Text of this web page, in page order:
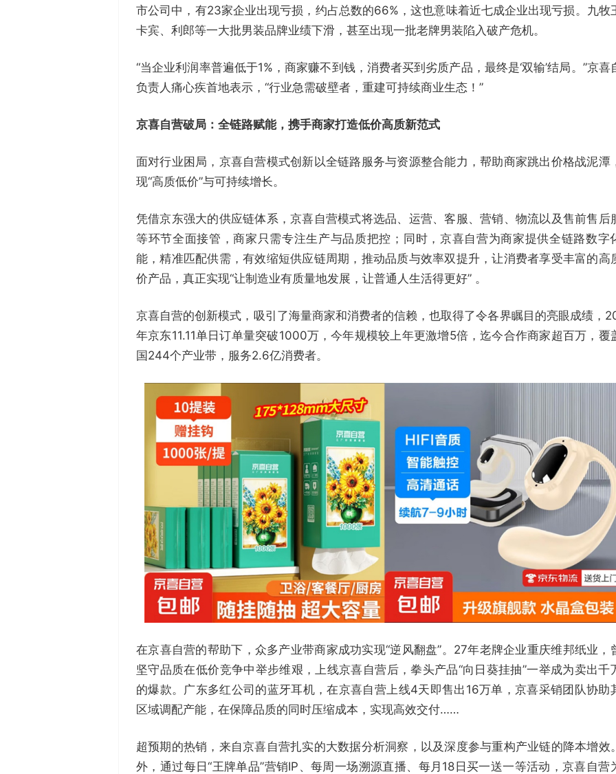
市公司中，有23家企业出现亏损，约占总数的66%，这也意味着近七成企业出现亏损。九牧
卡宾、利郎等一大批男装品牌业绩下滑，甚至出现一批老牌男装陷入破产危机。
“当企业利润率普遍低于1%，商家赚不到钱，消费者买到劣质产品，最终是‘双输’结局。”京喜
负责人痛心疾首地表示，“行业急需破壁者，重建可持续商业生态！”
京喜自营破局：全链路赋能， 携手商家打造低价高质新范式
面对行业困局，京喜自营模式创新以全链路服务与资源整合能力，帮助商家跳出价格战泥潭
现“高质低价”与可持续增长。
凭借京东强大的供应链体系，京喜自营模式将选品、运营、客服、营销、物流以及售前售后
等环节全面接管，商家只需专注生产与品质把控；同时，京喜自营为商家提供全链路数字
能，精准匹配供需，有效缩短供应链周期，推动品质与效率双提升，让消费者享受丰富的高
价产品，真正实现“让制造业有质量地发展，让普通人生活得更好” 。
京喜自营的创新模式，吸引了海量商家和消费者的信赖，也取得了令各界瞩目的亮眼成绩，
年京东11.11单日订单量突破1000万，今年规模较上年更激增5倍，迄今合作商家超百万，覆
国244个产业带，服务2.6亿消费者。
在京喜自营的帮助下，众多产业带商家成功实现“逆风翻盘”。27年老牌企业重庆维邦纸业，
坚守品质在低价竞争中举步维艰，上线京喜自营后，拳头产品“向日葵挂抽”一举成为卖出千
的爆款。广东多红公司的蓝牙耳机，在京喜自营上线4天即售出16万单，京喜采销团队协助
区域调配产能，在保障品质的同时压缩成本，实现高效交付……
超预期的热销，来自京喜自营扎实的大数据分析洞察，以及深度参与重构产业链的降本增效
外，通过每日“王牌单品”营销IP、每周一场溯源直播、每月18日买一送一等活动，京喜自营